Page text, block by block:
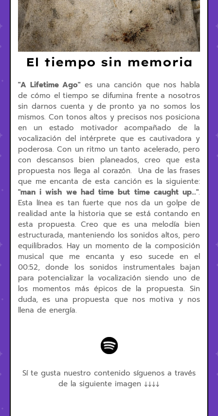
El tiempo sin memoria
"A Lifetime Ago" es una canción que nos habla
de cómo el tiempo se difumina frente a nosotros
sin darnos cuenta y de pronto ya no somos los
mismos. Con tonos altos y precisos nos posiciona
en un estado motivador acompañado de la
vocalización del intérprete que es cautivadora y
poderosa. Con un ritmo un tanto acelerado, pero
con descansos bien planeados, creo que esta
propuesta nos llega al corazón. Una de las frases
que me encanta de esta canción es la siguiente:
"man i wish we had time but time caught up…".
Esta línea es tan fuerte que nos da un golpe de
realidad ante la historia que se está contando en
esta propuesta. Creo que es una melodía bien
estructurada, manteniendo los sonidos altos, pero
equilibrados. Hay un momento de la composición
musical que me encanta y eso sucede en el
00:52, donde los sonidos instrumentales bajan
para potencializar la vocalización siendo uno de
los momentos más épicos de la propuesta. Sin
duda, es una propuesta que nos motiva y nos
llena de energía.
Sí te gusta nuestro contenido síguenos a través
de la siguiente imagen ↓↓↓↓